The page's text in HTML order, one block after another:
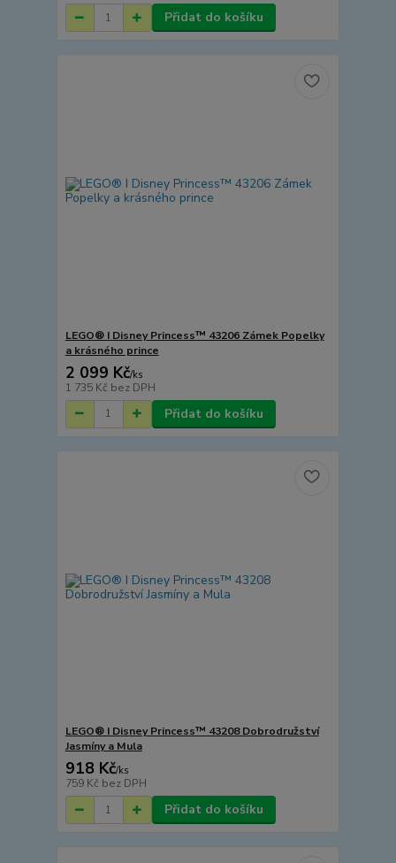
Přidat do košíku
LEGO® I Disney Princess™ 43206 Zámek Popelky
a krásného prince
2 099 Kč/ks
1 735 Kč bez DPH
Přidat do košíku
LEGO® I Disney Princess™ 43208 Dobrodružství
Jasmíny a Mula
918 Kč/ks
759 Kč bez DPH
Přidat do košíku